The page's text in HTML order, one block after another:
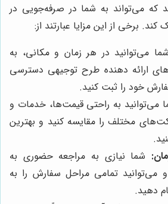
که می‌تواند به شما در صرفه‌جویی در
برخی از این مزایا عبارتند از:
شما می‌توانید در هر زمان و مکانی، به
ارائه دهنده طرح توجیهی دسترسی
خود را ثبت کنید.
می‌توانید به راحتی قیمت‌ها، خدمات و
مختلف را مقایسه کنید و بهترین
شما نیازی به مراجعه حضوری به
می‌توانید تمامی مراحل سفارش را به
دهید.